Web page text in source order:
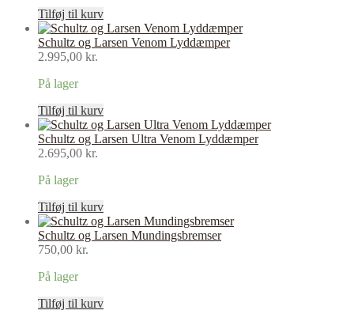
Tilføj til kurv
Schultz og Larsen Venom Lyddæmper
2.995,00 kr.
På lager
Tilføj til kurv
Schultz og Larsen Ultra Venom Lyddæmper
2.695,00 kr.
På lager
Tilføj til kurv
Schultz og Larsen Mundingsbremser
750,00 kr.
På lager
Tilføj til kurv